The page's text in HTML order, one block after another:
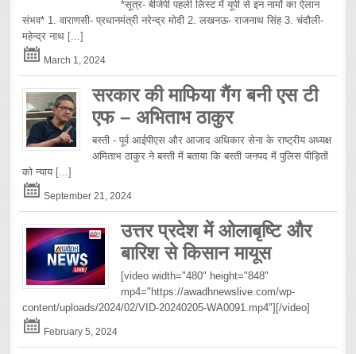
*सूत्र- बीजेपी पहली लिस्ट में यूपी से इन नामों का ऐलान
संभव* 1. वाराणसी- प्रधानमंत्री नरेन्द्र मोदी 2. लखनऊ- राजनाथ सिंह 3. चंदौली-
महेन्द्र नाथ [...]
March 1, 2024
सरकार की माफिया गैंग बनी एस टी
एफ – अभिताभ ठाकुर
बस्ती - पूर्व आईपीएस और आजाद अधिकार सेना के राष्ट्रीय अध्यक्ष
अमिताभ ठाकुर ने बस्ती में बताया कि बस्ती जनपद में पुलिस पीड़ितों
को न्याय [...]
September 21, 2024
उत्तर प्रदेश में ओलाबृष्टि और
बारिश से किसान मायूस
[video width="480" height="848"
mp4="https://awadhnewslive.com/wp-
content/uploads/2024/02/VID-20240205-WA0091.mp4"][/video]
February 5, 2024